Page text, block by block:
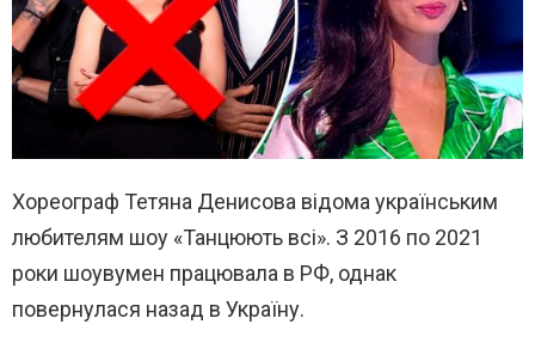
Хореограф Тетяна Денисова відома українським
любителям шоу «Танцюють всі». З 2016 по 2021
роки шоувумен працювала в РФ, однак
повернулася назад в Україну.